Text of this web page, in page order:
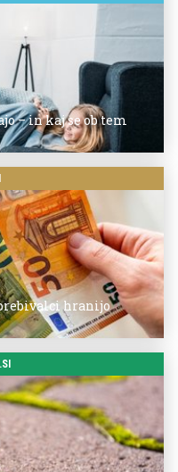
– in kaj se ob tem
hranijo